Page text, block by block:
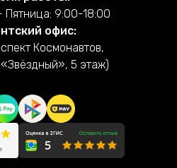
Пятница: 9:00-18:00
офис:
Космонавтов,
5 этаж)